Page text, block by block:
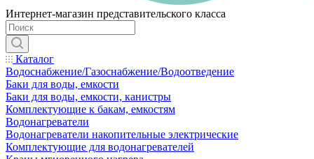
Интернет-магазин представительского класса
Каталог
Водоснабжение/Газоснабжение/Водоотведение
Баки для воды, емкости
Баки для воды, емкости, канистры
Комплектующие к бакам, емкостям
Водонагреватели
Водонагреватели накопительные электрические
Комплектующие для водонагревателей